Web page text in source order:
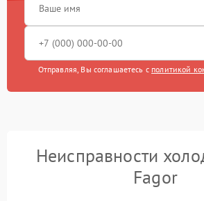
Отправляя, Вы соглашаетесь с политикой
Неисправности
Fagor